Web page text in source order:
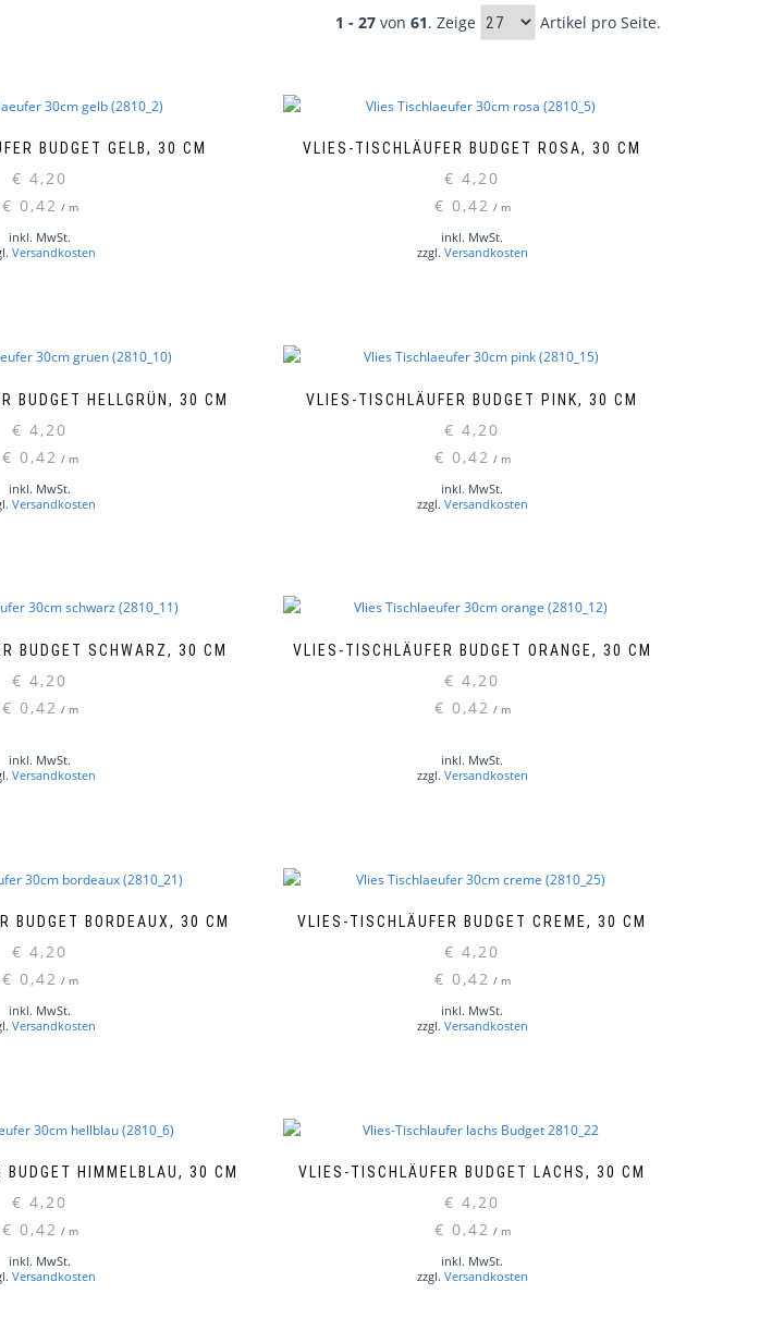
1 - 27 von 61. Zeige Artikel pro Seite.
BUDGET GELB, 30 CM
€ 4,20
€ 0,42 / m
inkl. MwSt.
Versandkosten
VLIES-TISCHLÄUFER BUDGET ROSA, 30 CM
€ 4,20
€ 0,42 / m
inkl. MwSt.
zzgl. Versandkosten
BUDGET HELLGRÜN, 30 CM
€ 4,20
€ 0,42 / m
inkl. MwSt.
Versandkosten
VLIES-TISCHLÄUFER BUDGET PINK, 30 CM
€ 4,20
€ 0,42 / m
inkl. MwSt.
zzgl. Versandkosten
BUDGET SCHWARZ, 30 CM
€ 4,20
€ 0,42 / m
inkl. MwSt.
Versandkosten
VLIES-TISCHLÄUFER BUDGET ORANGE, 30 CM
€ 4,20
€ 0,42 / m
inkl. MwSt.
zzgl. Versandkosten
BUDGET BORDEAUX, 30 CM
€ 4,20
€ 0,42 / m
inkl. MwSt.
Versandkosten
VLIES-TISCHLÄUFER BUDGET CREME, 30 CM
€ 4,20
€ 0,42 / m
inkl. MwSt.
zzgl. Versandkosten
HIMMELBLAU, 30 CM
€ 4,20
€ 0,42 / m
inkl. MwSt.
Versandkosten
VLIES-TISCHLÄUFER BUDGET LACHS, 30 CM
€ 4,20
€ 0,42 / m
inkl. MwSt.
zzgl. Versandkosten